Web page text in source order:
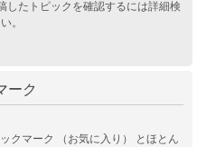
したトピックを確認するには詳細検
。
ーク
クマーク （お気に入り） とほとん